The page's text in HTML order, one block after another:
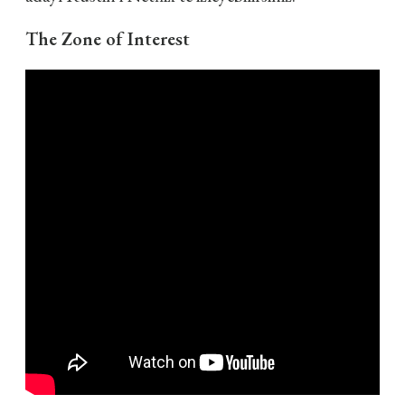
The Zone of Interest